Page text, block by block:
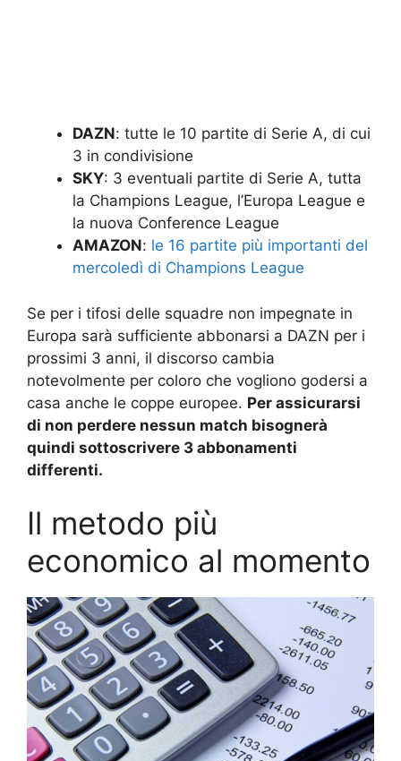
DAZN: tutte le 10 partite di Serie A, di cui
3 in condivisione
SKY: 3 eventuali partite di Serie A, tutta
la Champions League, l’Europa League e
la nuova Conference League
AMAZON: le 16 partite più importanti del
mercoledì di Champions League
Se per i tifosi delle squadre non impegnate in
Europa sarà sufficiente abbonarsi a DAZN per i
prossimi 3 anni, il discorso cambia
notevolmente per coloro che vogliono godersi a
casa anche le coppe europee. Per assicurarsi
di non perdere nessun match bisognerà
quindi sottoscrivere 3 abbonamenti
differenti.
Il metodo più
economico al momento